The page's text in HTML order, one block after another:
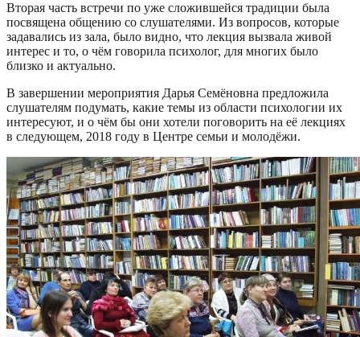
Вторая часть встречи по уже сложившейся традиции была
посвящена общению со слушателями. Из вопросов, которые
задавались из зала, было видно, что лекция вызвала живой
интерес и то, о чём говорила психолог, для многих было
близко и актуально.
В завершении мероприятия Дарья Семёновна предложила
слушателям подумать, какие темы из области психологии их
интересуют, и о чём бы они хотели поговорить на её лекциях
в следующем, 2018 году в Центре семьи и молодёжи.